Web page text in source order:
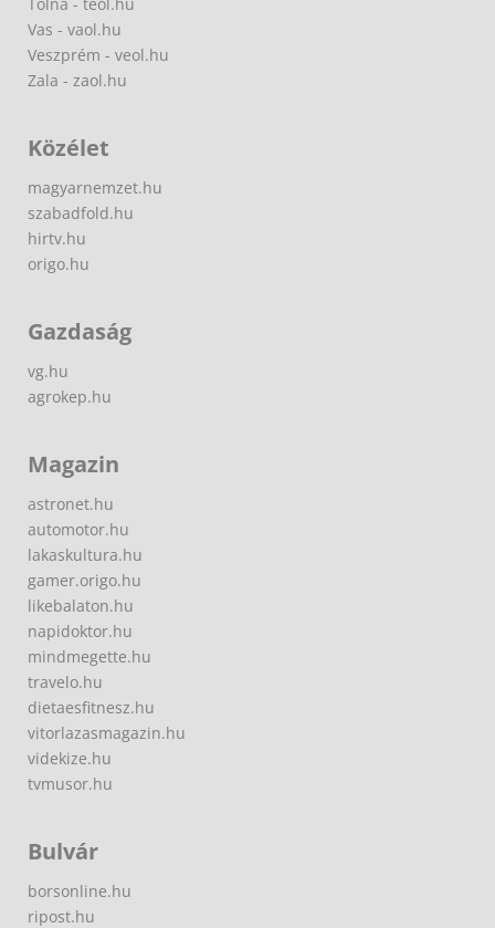
Vas - vaol.hu
Veszprém - veol.hu
Zala - zaol.hu
Közélet
magyarnemzet.hu
szabadfold.hu
hirtv.hu
origo.hu
Gazdaság
vg.hu
agrokep.hu
Magazin
astronet.hu
automotor.hu
lakaskultura.hu
gamer.origo.hu
likebalaton.hu
napidoktor.hu
mindmegette.hu
travelo.hu
dietaesfitnesz.hu
vitorlazasmagazin.hu
videkize.hu
tvmusor.hu
Bulvár
borsonline.hu
ripost.hu